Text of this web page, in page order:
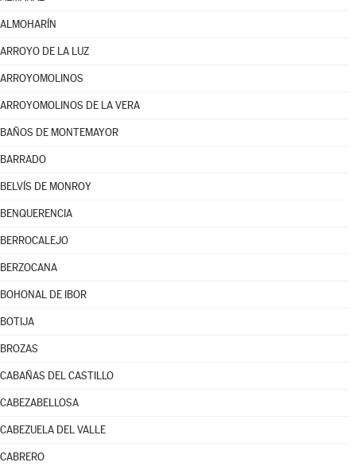
ALMOHARÍN
ARROYO DE LA LUZ
ARROYOMOLINOS
ARROYOMOLINOS DE LA VERA
BAÑOS DE MONTEMAYOR
BARRADO
BELVÍS DE MONROY
BENQUERENCIA
BERROCALEJO
BERZOCANA
BOHONAL DE IBOR
BOTIJA
BROZAS
CABAÑAS DEL CASTILLO
CABEZABELLOSA
CABEZUELA DEL VALLE
CABRERO